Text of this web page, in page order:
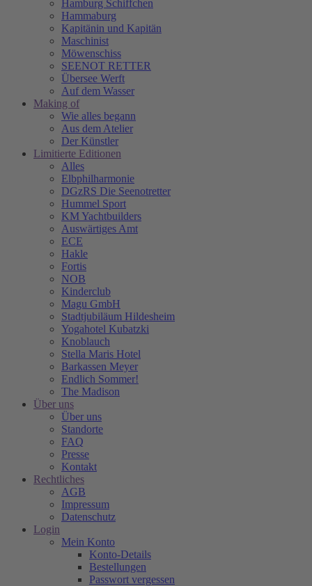
Hamburg Schiffchen
Hammaburg
Kapitänin und Kapitän
Maschinist
Möwenschiss
SEENOT RETTER
Übersee Werft
Auf dem Wasser
Making of
Wie alles begann
Aus dem Atelier
Der Künstler
Limitierte Editionen
Alles
Elbphilharmonie
DGzRS Die Seenotretter
Hummel Sport
KM Yachtbuilders
Auswärtiges Amt
ECE
Hakle
Fortis
NOB
Kinderclub
Magu GmbH
Stadtjubiläum Hildesheim
Yogahotel Kubatzki
Knoblauch
Stella Maris Hotel
Barkassen Meyer
Endlich Sommer!
The Madison
Über uns
Über uns
Standorte
FAQ
Presse
Kontakt
Rechtliches
AGB
Impressum
Datenschutz
Login
Mein Konto
Konto-Details
Bestellungen
Passwort vergessen